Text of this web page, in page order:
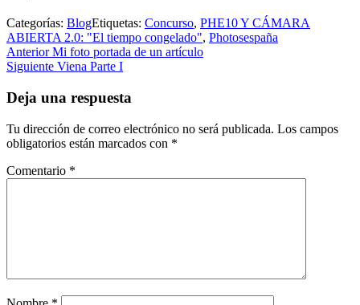
Categorías: BlogEtiquetas: Concurso, PHE10 Y CÁMARA
ABIERTA 2.0: "El tiempo congelado", Photosespaña
Navegación
de
entradas
Anterior Entrada
anterior:
Mi foto portada de un artículo
Siguiente Entrada
Viena Parte I
Deja una respuesta
Tu dirección de correo electrónico no será publicada. Los campos
obligatorios están marcados con *
Comentario *